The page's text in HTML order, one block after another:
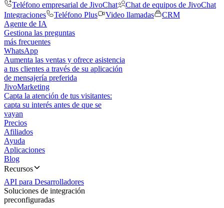
Teléfono empresarial de JivoChat
Chat de equipos de JivoChat
Integraciones
Teléfono Plus Video llamadas
CRM
Agente de IA
Gestiona las preguntas
más frecuentes
WhatsApp
Aumenta las ventas y ofrece asistencia
a tus clientes a través de su aplicación
de mensajería preferida
JivoMarketing
Capta la atención de tus visitantes:
capta su interés antes de que se
vayan
Precios
Afiliados
Ayuda
Aplicaciones
Blog
Recursos
API para Desarrolladores
Soluciones de integración
preconfiguradas